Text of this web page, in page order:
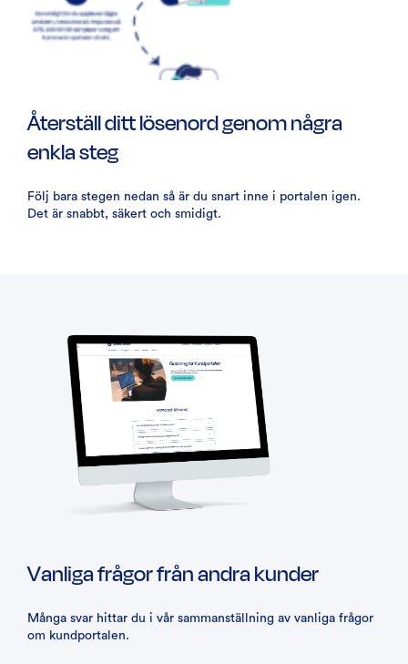
Återställ ditt lösenord genom några
enkla steg
Följ bara stegen nedan så är du snart inne i portalen igen.
Det är snabbt, säkert och smidigt.
Vanliga frågor från andra kunder
Många svar hittar du i vår sammanställning av vanliga frågor
om kundportalen.